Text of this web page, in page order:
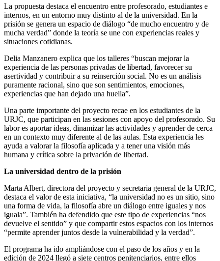
La propuesta destaca el encuentro entre profesorado, estudiantes e
internos, en un entorno muy distinto al de la universidad. En la
prisión se genera un espacio de diálogo “de mucho encuentro y de
mucha verdad” donde la teoría se une con experiencias reales y
situaciones cotidianas.
Delia Manzanero explica que los talleres “buscan mejorar la
experiencia de las personas privadas de libertad, favorecer su
asertividad y contribuir a su reinserción social. No es un análisis
puramente racional, sino que son sentimientos, emociones,
experiencias que han dejado una huella”.
Una parte importante del proyecto recae en los estudiantes de la
URJC, que participan en las sesiones con apoyo del profesorado. Su
labor es aportar ideas, dinamizar las actividades y aprender de cerca
en un contexto muy diferente al de las aulas. Esta experiencia les
ayuda a valorar la filosofía aplicada y a tener una visión más
humana y crítica sobre la privación de libertad.
La universidad dentro de la prisión
Marta Albert, directora del proyecto y secretaria general de la URJC,
destaca el valor de esta iniciativa, “la universidad no es un sitio, sino
una forma de vida, la filosofía abre un diálogo entre iguales y nos
iguala”. También ha defendido que este tipo de experiencias “nos
devuelve el sentido” y que compartir estos espacios con los internos
“permite aprender juntos desde la vulnerabilidad y la verdad”.
El programa ha ido ampliándose con el paso de los años y en la
edición de 2024 llegó a siete centros penitenciarios, entre ellos